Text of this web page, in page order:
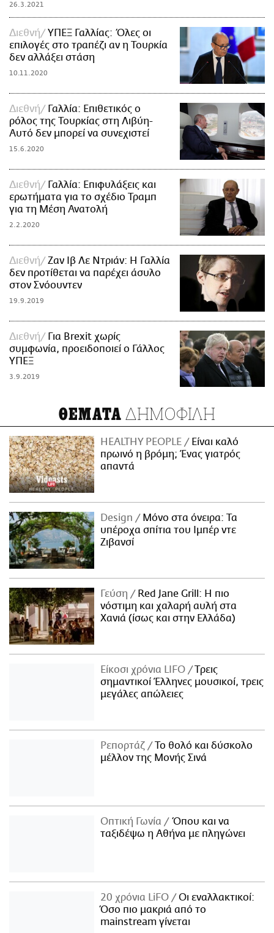
26.3.2021
Διεθνή
ΥΠΕΞ Γαλλίας: Όλες οι
επιλογές στο τραπέζι αν η Τουρκία
δεν αλλάξει στάση
10.11.2020
Διεθνή
Γαλλία: Επιθετικός ο
ρόλος της Τουρκίας στη Λιβύη-
Αυτό δεν μπορεί να συνεχιστεί
15.6.2020
Διεθνή
Γαλλία: Επιφυλάξεις και
ερωτήματα για το σχέδιο Τραμπ
για τη Μέση Ανατολή
2.2.2020
Διεθνή
Ζαν Ιβ Λε Ντριάν: Η Γαλλία
δεν προτίθεται να παρέχει άσυλο
στον Σνόουντεν
19.9.2019
Διεθνή
Για Brexit χωρίς
συμφωνία, προειδοποιεί ο Γάλλος
ΥΠΕΞ
3.9.2019
ΘΕΜΑΤΑ ΔΗΜΟΦΙΛΗ
HEALTHY PEOPLE
Είναι καλό
πρωινό η βρόμη; Ένας γιατρός
απαντά
Design
Μόνο στα όνειρα: Τα
υπέροχα σπίτια του Ιμπέρ ντε
Ζιβανσί
Γεύση
Red Jane Grill: Η πιο
νόστιμη και χαλαρή αυλή στα
Χανιά (ίσως και στην Ελλάδα)
Είκοσι χρόνια LIFO
Tρεις
σημαντικοί Έλληνες μουσικοί, τρεις
μεγάλες απώλειες
Ρεπορτάζ
Το θολό και δύσκολο
μέλλον της Μονής Σινά
Οπτική Γωνία
Όπου και να
ταξιδέψω η Αθήνα με πληγώνει
20 χρόνια LiFO
Οι εναλλακτικοί:
Όσο πιο μακριά από το
mainstream γίνεται